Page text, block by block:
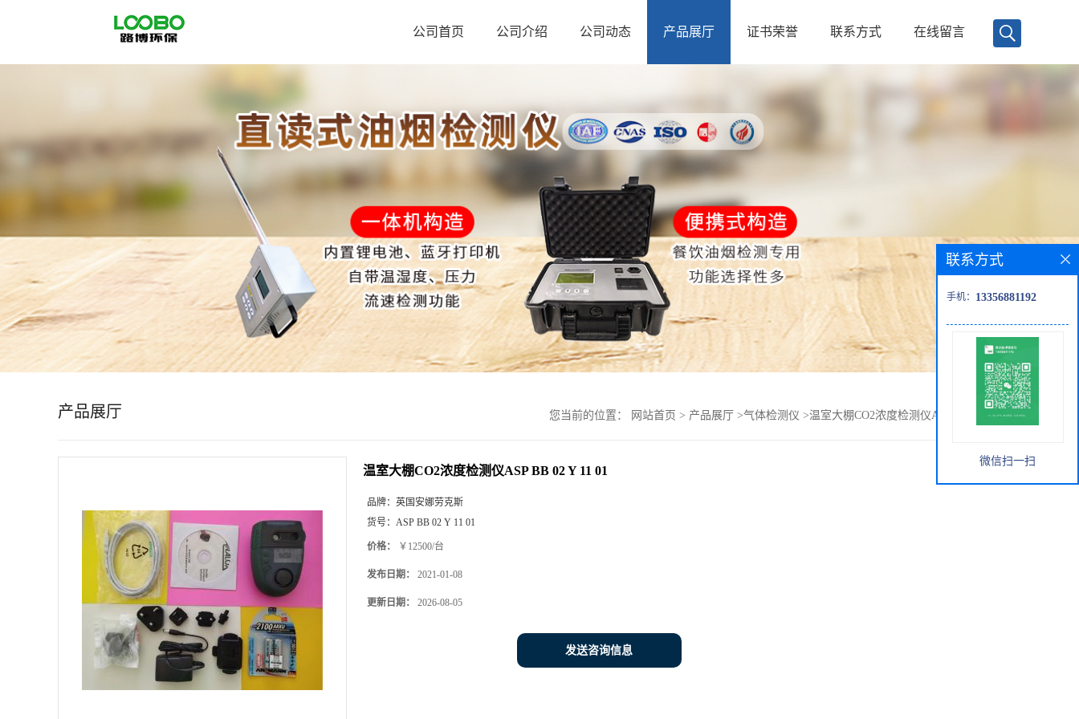
首
介
公司首页 公司介绍 公司动态 产品展厅 证书荣誉 联系方式 在线留言
产品展厅 您当前的位置： 网站首页 > 产品展厅 >气体检测仪 >温室大棚CO2浓度检测仪ASP BB 02 Y 11 01
温室大棚CO2浓度检测仪ASP BB 02 Y 11 01
品牌： 英国安娜劳克斯
货号： ASP BB 02 Y 11 01
价格： ￥12500/台
发布日期： 2021-01-08
更新日期： 2026-08-05
发送咨询信息
联系方式
手机： 13356881192
微信扫一扫